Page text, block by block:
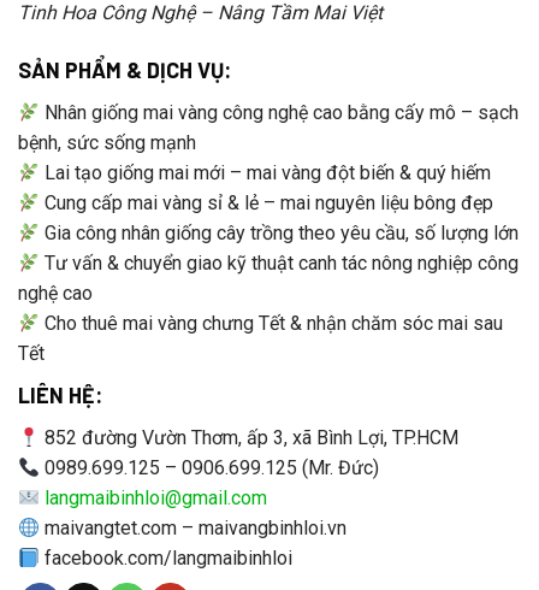
Tinh Hoa Công Nghệ – Nâng Tầm Mai Việt
SẢN PHẨM & DỊCH VỤ:
Nhân giống mai vàng công nghệ cao bằng cấy mô – sạch
bệnh, sức sống mạnh
Lai tạo giống mai mới – mai vàng đột biến & quý hiếm
Cung cấp mai vàng sỉ & lẻ – mai nguyên liệu bông đẹp
Gia công nhân giống cây trồng theo yêu cầu, số lượng lớn
Tư vấn & chuyển giao kỹ thuật canh tác nông nghiệp công
nghệ cao
Cho thuê mai vàng chưng Tết & nhận chăm sóc mai sau
Tết
LIÊN HỆ:
852 đường Vườn Thơm, ấp 3, xã Bình Lợi, TP.HCM
0989.699.125 – 0906.699.125 (Mr. Đức)
langmaibinhloi@gmail.com
maivangtet.com – maivangbinhloi.vn
facebook.com/langmaibinhloi